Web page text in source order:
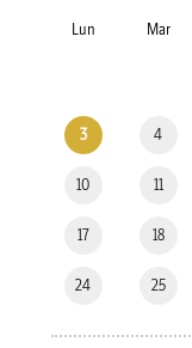
Lun Mar
3 4
10 11
17 18
24 25